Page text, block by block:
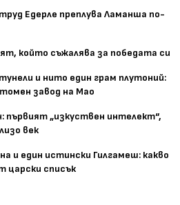
Едерле преплува Ламанша по-
който съжалява за победата си
и нито един грам плутоний:
завод на Мао
първият „изкуствен интелект“,
век
и един истински Гилгамеш: какво
царски списък